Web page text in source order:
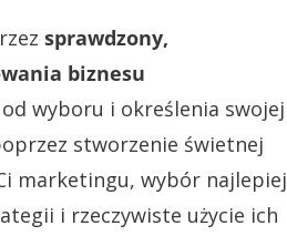
sprawdzony,
biznesu
wyboru i określenia swojej
stworzenie świetnej
marketingu, wybór najlepiej
i rzeczywiste użycie ich